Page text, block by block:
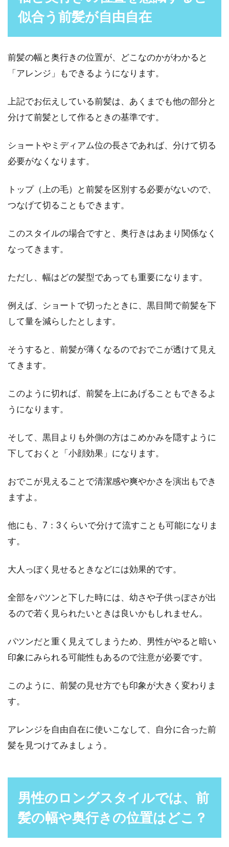
似合う前髪が自由自在
前髪の幅と奥行きの位置が、どこなのかがわかると
「アレンジ」もできるようになります。
上記でお伝えしている前髪は、あくまでも他の部分と
分けて前髪として作るときの基準です。
ショートやミディアム位の長さであれば、分けて切る
必要がなくなります。
トップ（上の毛）と前髪を区別する必要がないので、
つなげて切ることもできます。
このスタイルの場合ですと、奥行きはあまり関係なく
なってきます。
ただし、幅はどの髪型であっても重要になります。
例えば、ショートで切ったときに、黒目間で前髪を下
して量を減らしたとします。
そうすると、前髪が薄くなるのでおでこが透けて見え
てきます。
このように切れば、前髪を上にあげることもできるよ
うになります。
そして、黒目よりも外側の方はこめかみを隠すように
下しておくと「小顔効果」になります。
おでこが見えることで清潔感や爽やかさを演出もでき
ますよ。
他にも、7：3くらいで分けて流すことも可能になりま
す。
大人っぽく見せるときなどには効果的です。
全部をパツンと下した時には、幼さや子供っぽさが出
るので若く見られたいときは良いかもしれません。
パツンだと重く見えてしまうため、男性がやると暗い
印象にみられる可能性もあるので注意が必要です。
このように、前髪の見せ方でも印象が大きく変わりま
す。
アレンジを自由自在に使いこなして、自分に合った前
髪を見つけてみましょう。
男性のロングスタイルでは、前
髪の幅や奥行きの位置はどこ？